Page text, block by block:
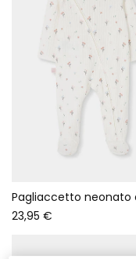
23,95 €